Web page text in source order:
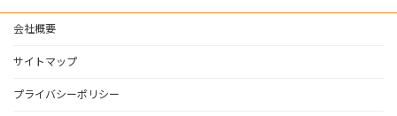
会社概要
サイトマップ
プライバシーポリシー